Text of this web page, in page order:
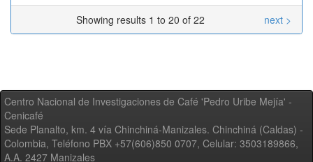
Showing results 1 to 20 of 22 next >
Centro Nacional de Investigaciones de Café 'Pedro Uribe Mejía' -
Cenicafé
Sede Planalto, km. 4 vía Chinchiná-Manizales. Chinchiná (Caldas) -
Colombia, Teléfono PBX +57(606)850 0707, Celular: 3503189866,
A.A. 2427 Manizales